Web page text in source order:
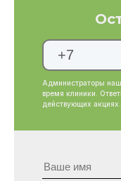
Администраторы
время клиники.
действующих